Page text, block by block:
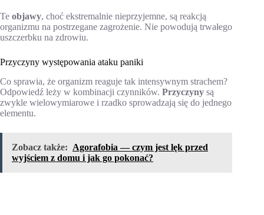
Te objawy, choć ekstremalnie nieprzyjemne, są reakcją
organizmu na postrzegane zagrożenie. Nie powodują trwałego
uszczerbku na zdrowiu.
Przyczyny występowania ataku paniki
Co sprawia, że organizm reaguje tak intensywnym strachem?
Odpowiedź leży w kombinacji czynników. Przyczyny są
zwykle wielowymiarowe i rzadko sprowadzają się do jednego
elementu.
Zobacz także: Agorafobia — czym jest lęk przed
wyjściem z domu i jak go pokonać?